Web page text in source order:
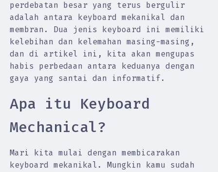
perdebatan besar yang terus bergulir
adalah antara keyboard mekanikal dan
membran. Dua jenis keyboard ini memiliki
kelebihan dan kelemahan masing-masing,
dan di artikel ini, kita akan mengupas
habis perbedaan antara keduanya dengan
gaya yang santai dan informatif.
Apa itu Keyboard
Mechanical?
Mari kita mulai dengan membicarakan
keyboard mekanikal. Mungkin kamu sudah